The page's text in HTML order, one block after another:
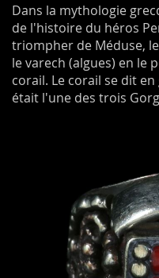
Dans la mythologie
de l'histoire du héros
triompher de Méduse,
le varech (algues) en le
corail. Le corail se dit
était l'une des trois